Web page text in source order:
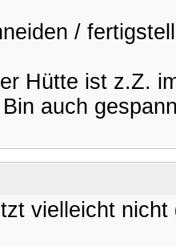
/
Hütte ist z.Z.
auch
vielleicht